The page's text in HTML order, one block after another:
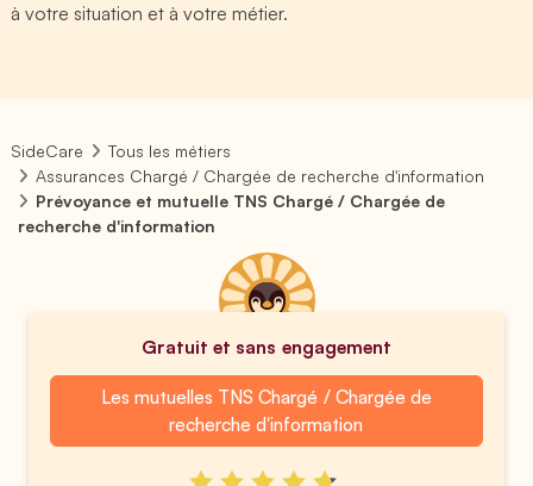
à votre situation et à votre métier.
SideCare
Tous les métiers
Assurances Chargé / Chargée de recherche d'information
Prévoyance et mutuelle TNS Chargé / Chargée de
recherche d'information
Gratuit et sans engagement
Les mutuelles TNS Chargé / Chargée de
recherche d'information